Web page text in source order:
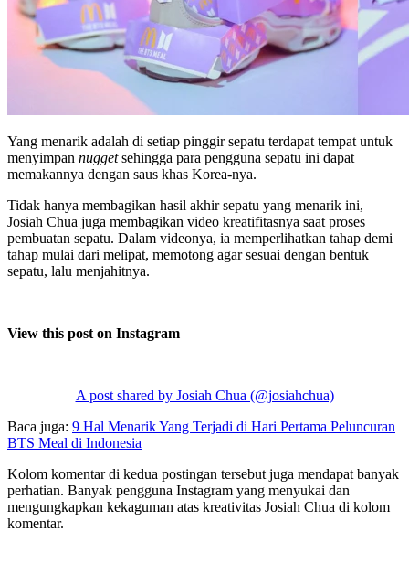
Yang menarik adalah di setiap pinggir sepatu terdapat tempat untuk
menyimpan nuggetsehingga para pengguna sepatu ini dapat
memakannya dengan saus khas Korea-nya.
Tidak hanya membagikan hasil akhir sepatu yang menarik ini,
Josiah Chua juga membagikan video kreatifitasnya saat proses
pembuatan sepatu. Dalam videonya, ia memperlihatkan tahap demi
tahap mulai dari melipat, memotong agar sesuai dengan bentuk
sepatu, lalu menjahitnya.
View this post on Instagram
A post shared by Josiah Chua (@josiahchua)
Baca juga: 9 Hal Menarik Yang Terjadi di Hari Pertama Peluncuran
BTS Meal di Indonesia
Kolom komentar di kedua postingan tersebut juga mendapat banyak
perhatian. Banyak pengguna Instagram yang menyukai dan
mengungkapkan kekaguman atas kreativitas Josiah Chua di kolom
komentar.